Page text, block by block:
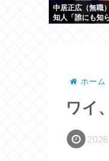
中居正広（無職
知人「誰にも知
ホーム
ワイ